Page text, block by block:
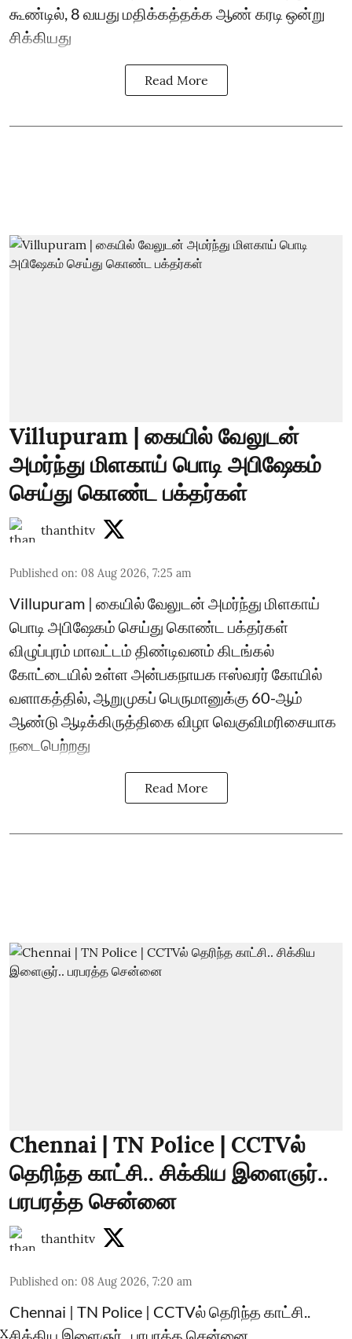
கூண்டில், 8 வயது மதிக்கத்தக்க ஆண் கரடி ஒன்று
சிக்கியது
Read More
Villupuram | கையில் வேலுடன்
அமர்ந்து மிளகாய் பொடி அபிஷேகம்
செய்து கொண்ட பக்தர்கள்
thanthitv
Published on: 08 Aug 2026, 7:25 am
Villupuram | கையில் வேலுடன் அமர்ந்து மிளகாய்
பொடி அபிஷேகம் செய்து கொண்ட பக்தர்கள்
விழுப்புரம் மாவட்டம் திண்டிவனம் கிடங்கல்
கோட்டையில் உள்ள அன்பகநாயக ஈஸ்வரர் கோயில்
வளாகத்தில், ஆறுமுகப் பெருமானுக்கு 60-ஆம்
ஆண்டு ஆடிக்கிருத்திகை விழா வெகுவிமரிசையாக
நடைபெற்றது
Read More
Chennai | TN Police | CCTVல்
தெரிந்த காட்சி.. சிக்கிய இளைஞர்..
பரபரத்த சென்னை
thanthitv
Published on: 08 Aug 2026, 7:20 am
Chennai | TN Police | CCTVல் தெரிந்த காட்சி..
சிக்கிய இளைஞர்.. பரபரத்த சென்னை
X